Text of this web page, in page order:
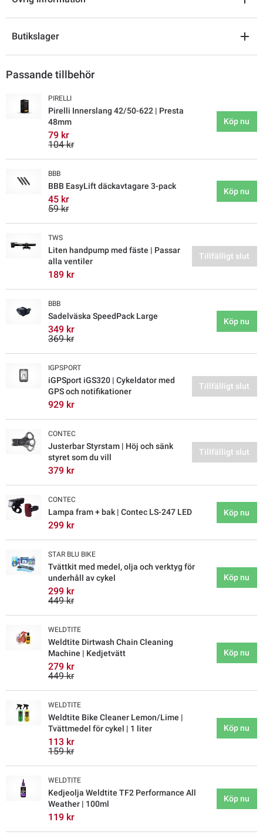
Butikslager
Passande tillbehör
PIRELLI
Pirelli Innerslang 42/50-622 | Presta
48mm
79 kr
104 kr
Köp nu
BBB
BBB EasyLift däckavtagare 3-pack
45 kr
59 kr
Köp nu
TWS
Liten handpump med fäste | Passar
alla ventiler
189 kr
Tillfälligt slut
BBB
Sadelväska SpeedPack Large
349 kr
369 kr
Köp nu
IGPSPORT
iGPSport iGS320 | Cykeldator med
GPS och notifikationer
929 kr
Tillfälligt slut
CONTEC
Justerbar Styrstam | Höj och sänk
styret som du vill
379 kr
Tillfälligt slut
CONTEC
Lampa fram + bak | Contec LS-247 LED
299 kr
Köp nu
STAR BLU BIKE
Tvättkit med medel, olja och verktyg för
underhåll av cykel
299 kr
449 kr
Köp nu
WELDTITE
Weldtite Dirtwash Chain Cleaning
Machine | Kedjetvätt
279 kr
449 kr
Köp nu
WELDTITE
Weldtite Bike Cleaner Lemon/Lime |
Tvättmedel för cykel | 1 liter
113 kr
159 kr
Köp nu
WELDTITE
Kedjeolja Weldtite TF2 Performance All
Weather | 100ml
119 kr
Köp nu